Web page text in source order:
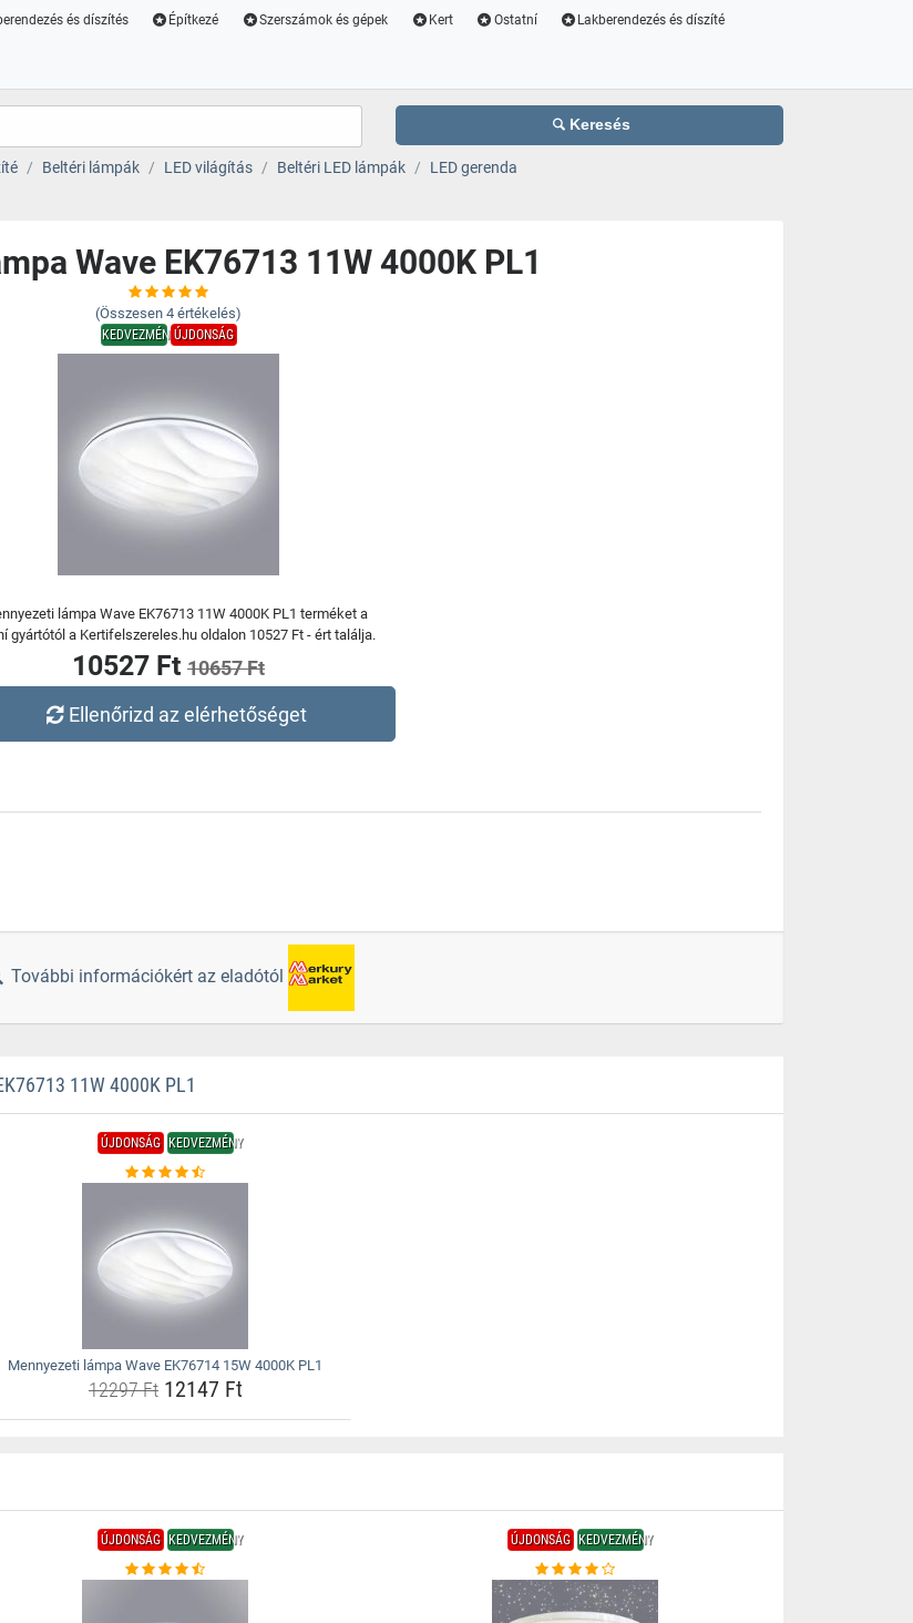
és díszítés Építkezé Szerszámok és gépek Kert Ostatní Lakberendezés és díszíté
Keresés
Beltéri lámpák LED világítás Beltéri LED lámpák
LED gerenda
Wave EK76713 11W 4000K PL1
(Összesen 4 értékelés)
KEDVEZMÉNYÚJDONSÁG
lámpa Wave EK76713 11W 4000K PL1 terméket a
gyártótól a Kertifelszereles.hu oldalon 10527 Ft - ért találja.
10527 Ft 10657 Ft
Ellenőrizd az elérhetőséget
További információkért az eladótól
11W 4000K PL1
ÚJDONSÁG KEDVEZMÉNY
Mennyezeti lámpa Wave EK76714 15W 4000K PL1
12297 Ft12147 Ft
ÚJDONSÁG KEDVEZMÉNY ÚJDONSÁG KEDVEZMÉNY